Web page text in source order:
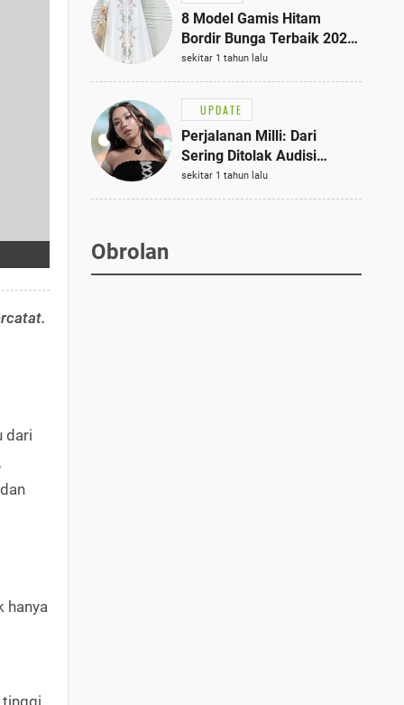
dari
hanya
8 Model Gamis Hitam
Bordir Bunga Terbaik 2025,
Stylish untuk Hangout
hingga Acara Semi-Formal
sekitar 1 tahun lalu
UPDATE
Perjalanan Milli: Dari
Sering Ditolak Audisi
hingga Menjadi Rapper Top
10 Thailand
sekitar 1 tahun lalu
Obrolan